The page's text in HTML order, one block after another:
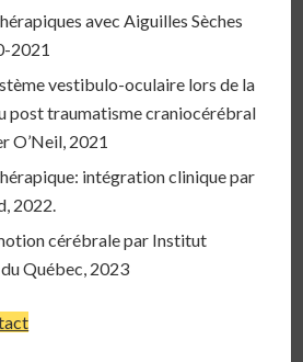
avec Aiguilles Sèches
2021
vestibulo-oculaire lors de la
post traumatisme craniocérébral
O’Neil, 2021
intégration clinique par
2022.
cérébrale par Institut
Québec, 2023